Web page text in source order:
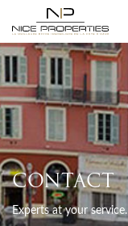
CONTACT
Experts at your service.